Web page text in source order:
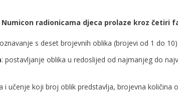
radionicama djeca prolaze kroz četiri
s deset brojevnih oblika (brojevi od 1 do 10)
: postavljanje oblika u redoslijed od najmanjeg do
i učenje koji broj oblik predstavlja, brojevna količina